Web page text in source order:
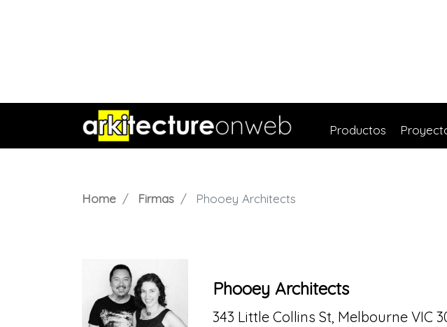
Productos
Home Firmas Phooey Architects
Phooey Architects
343 Little Collins St, Melbourne VIC